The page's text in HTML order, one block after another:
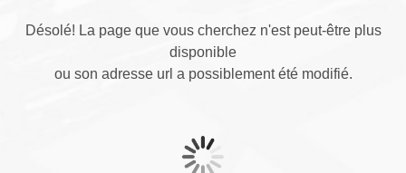
Désolé! La page que vous cherchez n'est peut-être plus
disponible
ou son adresse url a possiblement été modifié.